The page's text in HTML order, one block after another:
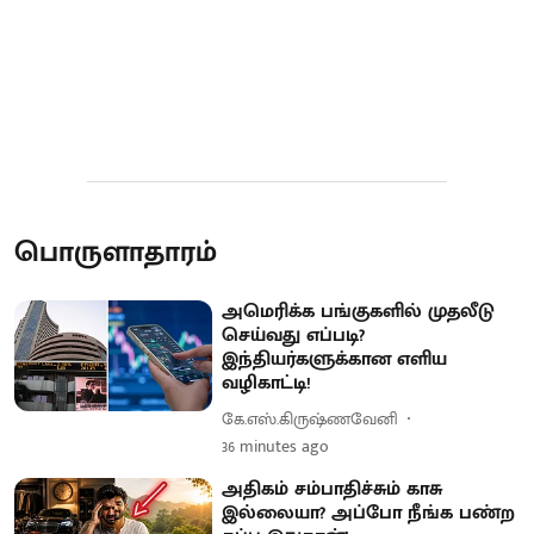
பொருளாதாரம்
அமெரிக்க பங்குகளில் முதலீடு
செய்வது எப்படி?
இந்தியர்களுக்கான எளிய
வழிகாட்டி!
கே.எஸ்.கிருஷ்ணவேனி
36 minutes ago
அதிகம் சம்பாதிச்சும் காசு
இல்லையா? அப்போ நீங்க பண்ற